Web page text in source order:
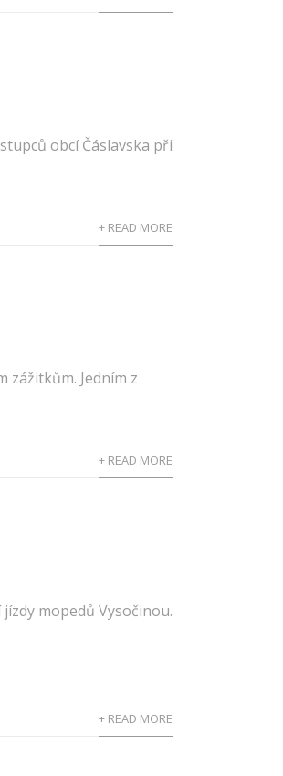
obcí Čáslavska při
+ READ MORE
zážitkům. Jedním z
+ READ MORE
mopedů Vysočinou.
+ READ MORE